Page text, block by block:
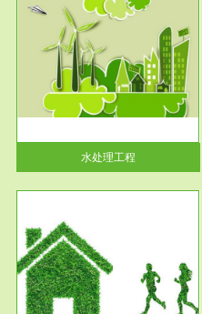
水处理工程
服务范围
园区环保管家
2016 年 4 月，环保部下发《关
于积极发挥环境保护作用促进供
给侧结...
服务范围
固体危险废物处理